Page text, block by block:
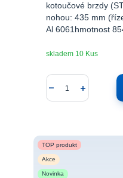
kotoučové brzdy
nohou: 435 mm
Al 6061hmotnost
skladem 10 Kus
TOP produkt
Akce
Novinka